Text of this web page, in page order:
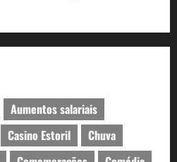
Aumentos salariais
Casino Estoril
Chuva